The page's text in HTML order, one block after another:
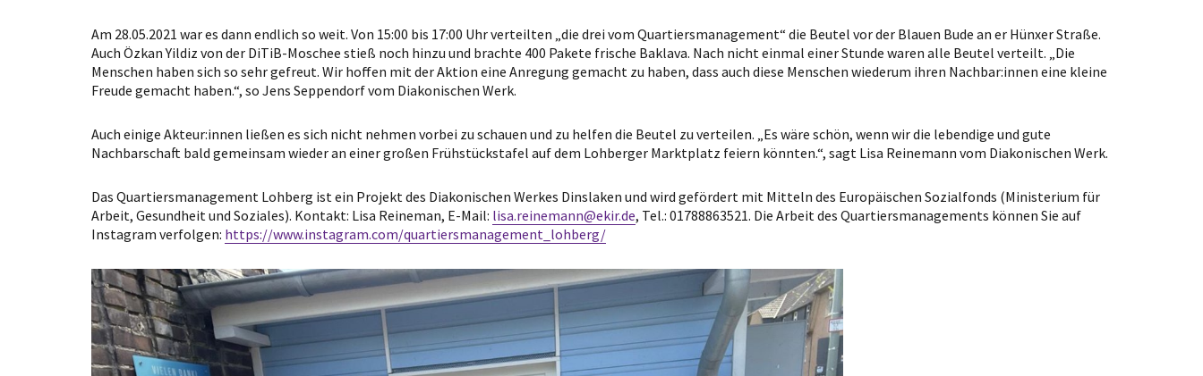
Am 28.05.2021 war es dann endlich so weit. Von 15:00 bis 17:00 Uhr verteilten „die drei vom Quartiersmanagement“ die Beutel vor der Blauen Bude an er Hünxer Straße.
Auch Özkan Yildiz von der DiTiB-Moschee stieß noch hinzu und brachte 400 Pakete frische Baklava. Nach nicht einmal einer Stunde waren alle Beutel verteilt. „Die
Menschen haben sich so sehr gefreut. Wir hoffen mit der Aktion eine Anregung gemacht zu haben, dass auch diese Menschen wiederum ihren Nachbar:innen eine kleine
Freude gemacht haben.“, so Jens Seppendorf vom Diakonischen Werk.
Auch einige Akteur:innen ließen es sich nicht nehmen vorbei zu schauen und zu helfen die Beutel zu verteilen. „Es wäre schön, wenn wir die lebendige und gute
Nachbarschaft bald gemeinsam wieder an einer großen Frühstückstafel auf dem Lohberger Marktplatz feiern könnten.“, sagt Lisa Reinemann vom Diakonischen Werk.
Das Quartiersmanagement Lohberg ist ein Projekt des Diakonischen Werkes Dinslaken und wird gefördert mit Mitteln des Europäischen Sozialfonds (Ministerium für
Arbeit, Gesundheit und Soziales). Kontakt: Lisa Reineman, E-Mail: lisa.reinemann@ekir.de, Tel.: 01788863521. Die Arbeit des Quartiersmanagements können Sie auf
Instagram verfolgen: https://www.instagram.com/quartiersmanagement_lohberg/